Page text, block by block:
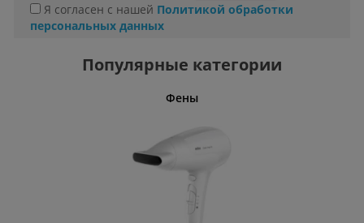
Я согласен с нашей Политикой обработки
персональных данных
Популярные категории
Фены